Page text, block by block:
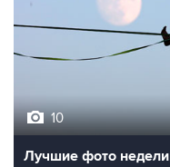
10
Лучшие фото недели